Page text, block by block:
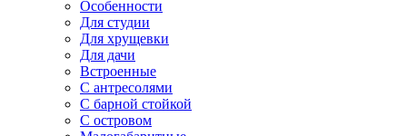
Особенности
Для студии
Для хрущевки
Для дачи
Встроенные
С антресолями
С барной стойкой
С островом